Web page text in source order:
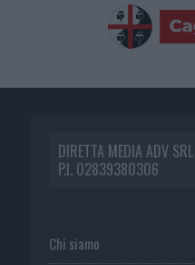
DIRETTA MEDIA ADV SRL
P.I. 02839380306
Chi siamo